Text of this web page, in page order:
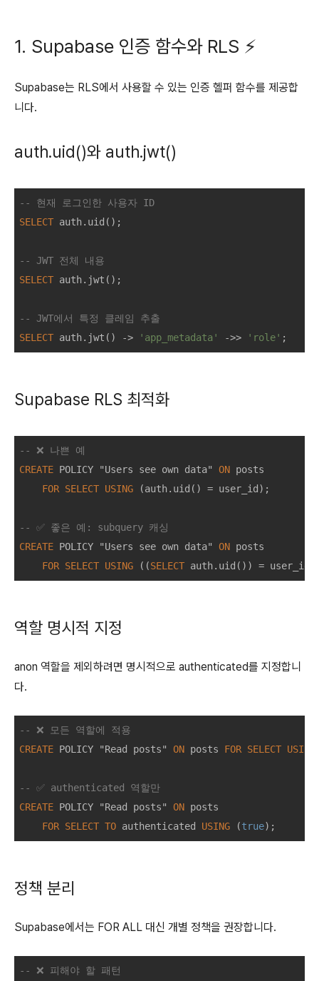
1. Supabase 인증 함수와 RLS ⚡
Supabase는 RLS에서 사용할 수 있는 인증 헬퍼 함수를 제공합
니다.
auth.uid()와 auth.jwt()
-- 현재 로그인한 사용자 ID
SELECT auth.uid();
-- JWT 전체 내용
SELECT auth.jwt();
-- JWT에서 특정 클레임 추출
SELECT auth.jwt() -> 'app_metadata' ->> 'role'
Supabase RLS 최적화
-- ❌ 나쁜 예
CREATE POLICY "Users see own data" ON posts
FOR SELECT USING (auth.uid() = user_id);
-- ✅ 좋은 예: subquery 캐싱
CREATE POLICY "Users see own data" ON posts
FOR SELECT USING ((SELECT auth.uid()) =
역할 명시적 지정
anon 역할을 제외하려면 명시적으로 authenticated를 지정합니
다.
-- ❌ 모든 역할에 적용
CREATE POLICY "Read posts" ON posts FOR SELECT USING
-- ✅ authenticated 역할만
CREATE POLICY "Read posts" ON posts
FOR SELECT TO authenticated USING (true
정책 분리
Supabase에서는 FOR ALL 대신 개별 정책을 권장합니다.
-- ❌ 피해야 할 패턴